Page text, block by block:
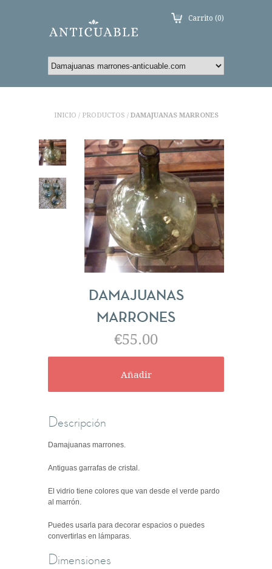
Carrito (0)
INICIO / PRODUCTOS / DAMAJUANAS MARRONES
DAMAJUANAS
MARRONES
€55.00
Descripción
Damajuanas marrones.
Antiguas garrafas de cristal.
El vidrio tiene colores que van desde el verde pardo
al marrón.
Puedes usarla para decorar espacios o puedes
convertirlas en lámparas.
Dimensiones